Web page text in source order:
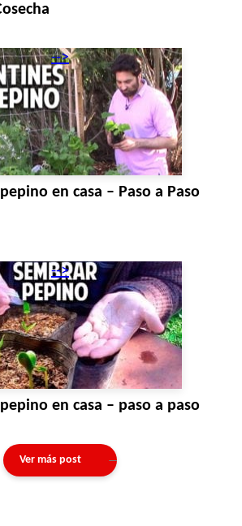
-->
en casa – Paso a Paso
-->
en casa – paso a paso
Ver más post